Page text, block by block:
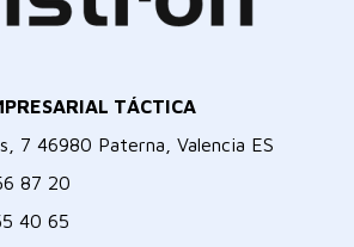
TÁCTICA
7 46980 Paterna, Valencia ES
87 20
40 65